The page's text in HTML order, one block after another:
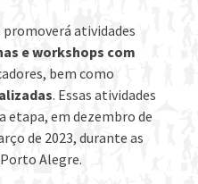
promoverá atividades
e workshops com
bem como
. Essas atividades
etapa, em dezembro de
de 2023, durante as
Alegre.